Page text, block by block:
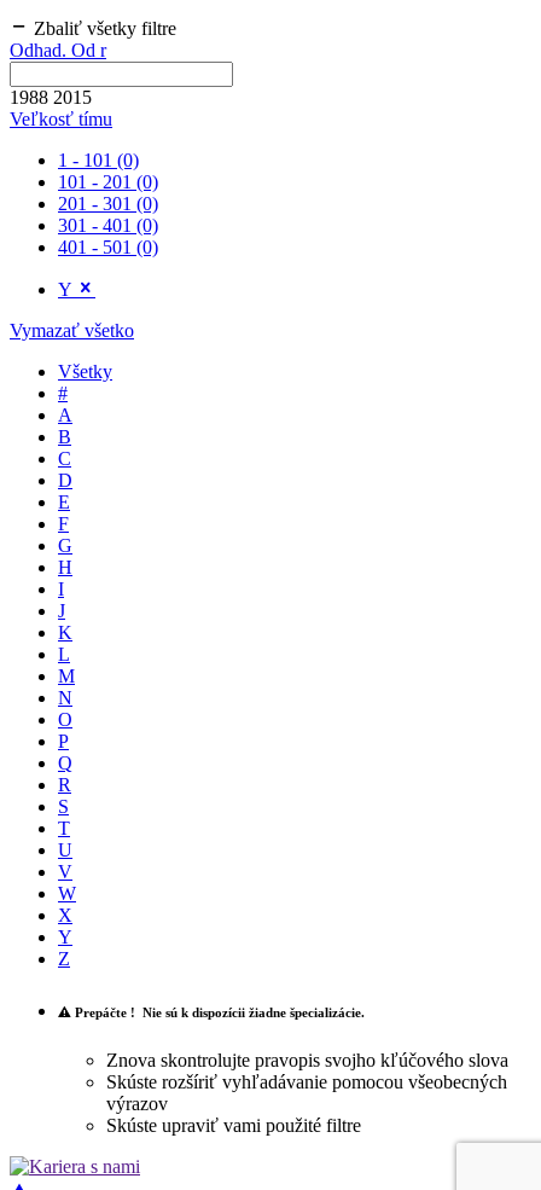
Zbaliť všetky filtre
Odhad. Od r
1988 2015
Veľkosť tímu
1 - 101 (0)
101 - 201 (0)
201 - 301 (0)
301 - 401 (0)
401 - 501 (0)
Y
Vymazať všetko
Všetky
#
A
B
C
D
E
F
G
H
I
J
K
L
M
N
O
P
Q
R
S
T
U
V
W
X
Y
Z
Prepáčte ! Nie sú k dispozícii žiadne špecializácie.
Znova skontrolujte pravopis svojho kľúčového slova
Skúste rozšíriť vyhľadávanie pomocou všeobecných
výrazov
Skúste upraviť vami použité filtre